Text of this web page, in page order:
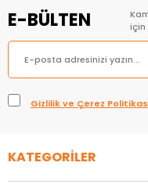
E-BÜLTEN
için
Gizlilik ve Çerez
KATEGORİLER